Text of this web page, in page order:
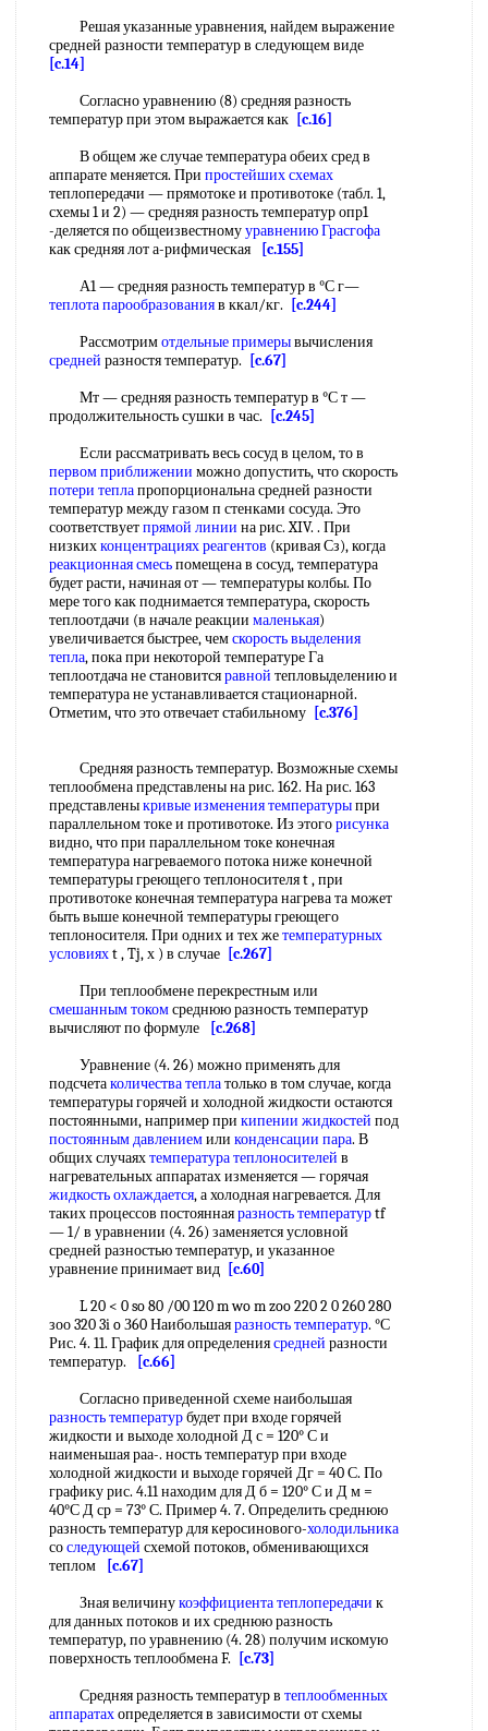
Решая указанные уравнения, найдем выражение
средней разности температур в следующем виде
[c.14]
Согласно уравнению (8) средняя разность
температур при этом выражается как [c.16]
В общем же случае температура обеих сред в
аппарате меняется. При простейших схемах
теплопередачи — прямотоке и противотоке (табл. 1,
схемы 1 и 2) — средняя разность температур опр1
-деляется по общеизвестномууравнению Грасгофа
как средняя лот а-рифмическая
[c.155]
А1 — средняя разность температур в °С г—
теплота парообразованияв ккал/кг.
[c.244]
Рассмотримотдельные примерывычисления
средней разностя температур.
[c.67]
Мт — средняя разность температур в °С т —
продолжительность сушки в час.
[c.245]
Если рассматривать весь сосуд в целом, то в
первом приближении можно допустить, что скорость
потери теплапропорциональна средней разности
температур между газом п стенками сосуда. Это
соответствуетпрямой линии на рис. XIV. . При
низкихконцентрациях реагентов (кривая Сз), когда
реакционная смесьпомещена в сосуд, температура
будет расти, начиная от — температуры колбы. По
мере того как поднимается температура, скорость
теплоотдачи (в начале реакции маленькая)
увеличивается быстрее, чемскорость выделения
тепла, пока при некоторой температуре Га
теплоотдача не становитсяравной тепловыделению и
температура не устанавливается стационарной.
Отметим, что это отвечает стабильному [c.376]
Средняя разность температур. Возможные схемы
теплообмена представлены на рис. 162. На рис. 163
представленыкривые изменения температурыпри
параллельном токе и противотоке. Из этогорисунка
видно, что при параллельном токе конечная
температура нагреваемого потока ниже конечной
температуры греющего теплоносителя t , при
противотоке конечная температура нагрева та может
быть выше конечной температуры греющего
теплоносителя. При одних и тех жетемпературных
условияхt , Tj, х ) в случае [c.267]
При теплообмене перекрестным или
смешанным токомсреднюю разность температур
вычисляют по формуле
[c.268]
Уравнение (4. 26) можно применять для
подсчетаколичества теплатолько в том случае, когда
температуры горячей и холодной жидкости остаются
постоянными, например при кипении жидкостей под
постоянным давлениемили конденсации пара. В
общих случаяхтемпература теплоносителей в
нагревательных аппаратах изменяется — горячая
жидкость охлаждается, а холодная нагревается. Для
таких процессов постояннаяразность температурtf
— 1/ в уравнении (4. 26) заменяется условной
средней разностью температур, и указанное
уравнение принимает вид [c.60]
L 20 < 0 so 80 /00 120 m wo m zoo 220 2 0 260 280
зоо 320 3i o З60 Наибольшаяразность температур. °С
Рис. 4. 11. График для определениясредней разности
температур.
[c.66]
Согласно приведенной схеме наибольшая
разность температурбудет при входе горячей
жидкости и выходе холодной Д с = 120° С и
наименьшая раа-. ность температур при входе
холодной жидкости и выходе горячей Дг = 40 С. По
графику рис. 4.11 находим для Д б = 120° С и Д м =
40°С Д ср = 73° С. Пример 4. 7. Определить среднюю
разность температур для керосинового-холодильника
соследующей схемой потоков, обменивающихся
теплом
[c.67]
Зная величинукоэффициента теплопередачи к
для данных потоков и их среднюю разность
температур, по уравнению (4. 28) получим искомую
поверхность теплообмена F.
[c.73]
Средняя разность температур в теплообменных
аппаратахопределяется в зависимости от схемы